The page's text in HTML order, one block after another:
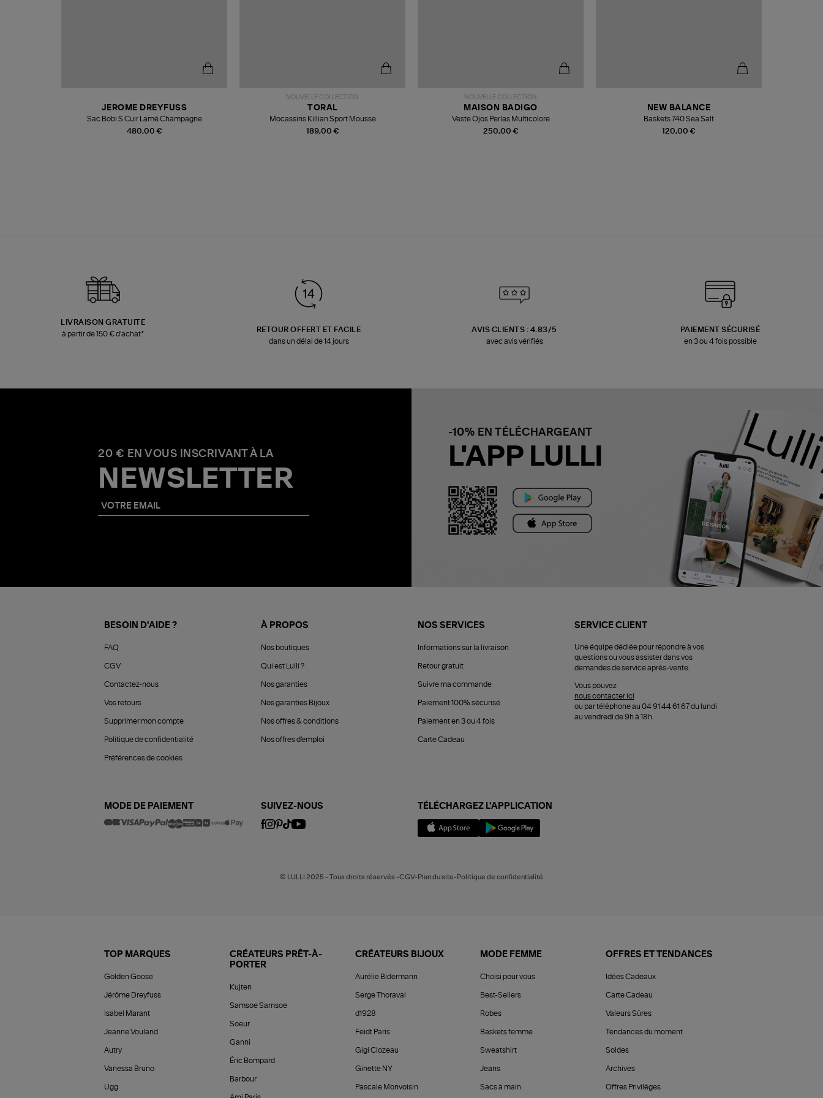
480,00 €
JEROME DREYFUSS
Sac Bobi S Cuir Lamé Champagne
NOUVELLE COLLECTION
189,00 €
TORAL
Mocassins Killian Sport Mousse
NOUVELLE COLLECTION
250,00 €
MAISON BADIGO
Veste Ojos Perlas Multicolore
120,00 €
NEW BALANCE
Baskets 740 Sea Salt
LIVRAISON GRATUITE
à partir de 150 € d'achat*
RETOUR OFFERT ET FACILE
dans un délai de 14 jours
AVIS CLIENTS : 4.83/5
avec avis vérifiés
PAIEMENT SÉCURISÉ
en 3 ou 4 fois possible
20 € EN VOUS INSCRIVANT À LA
NEWSLETTER
-10% EN TÉLÉCHARGEANT
L'APP LULLI
BESOIN D'AIDE ?
FAQ
CGV
Contactez-nous
Vos retours
Supprimer mon compte
Politique de confidentialité
Préférences de cookies
À PROPOS
Nos boutiques
Qui est Lulli ?
Nos garanties
Nos garanties Bijoux
Nos offres & conditions
Nos offres d'emploi
NOS SERVICES
Informations sur la livraison
Retour gratuit
Suivre ma commande
Paiement 100% sécurisé
Paiement en 3 ou 4 fois
Carte Cadeau
SERVICE CLIENT
Une équipe dédiée pour répondre à vos
questions ou vous assister dans vos
demandes de service après-vente.
Vous pouvez
nous contacter ici
ou par téléphone au 04 91 44 61 67 du lundi
au vendredi de 9h à 18h.
MODE DE PAIEMENT SUIVEZ-NOUS TÉLÉCHARGEZ L'APPLICATION
© LULLI 2025 - Tous droits réservés -CGV-Plan du site-Politique de confidentialité
TOP MARQUES
Golden Goose
Jérôme Dreyfuss
Isabel Marant
Jeanne Vouland
Autry
Vanessa Bruno
Ugg
CRÉATEURS PRÊT-À-
PORTER
Kujten
Samsoe Samsoe
Soeur
Ganni
Éric Bompard
Barbour
CRÉATEURS BIJOUX
Aurélie Bidermann
Serge Thoraval
d1928
Feidt Paris
Gigi Clozeau
Ginette NY
Pascale Monvoisin
MODE FEMME
Choisi pour vous
Best-Sellers
Robes
Baskets femme
Sweatshirt
Jeans
Sacs à main
OFFRES ET TENDANCES
Idées Cadeaux
Carte Cadeau
Valeurs Sûres
Tendances du moment
Soldes
Archives
Offres Privilèges